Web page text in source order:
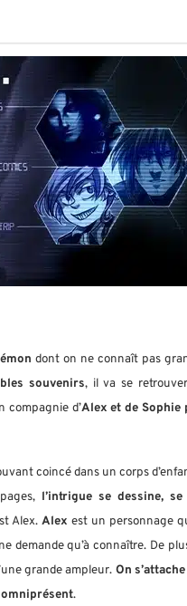
dont on ne connaît pas
souvenirs, il va se
compagnie d’Alex et de Sophie
coincé dans un corps
l’intrigue se dessine,
Alex. Alex est un personnage
demande qu’à connaître. De
grande ampleur. On
omniprésent.